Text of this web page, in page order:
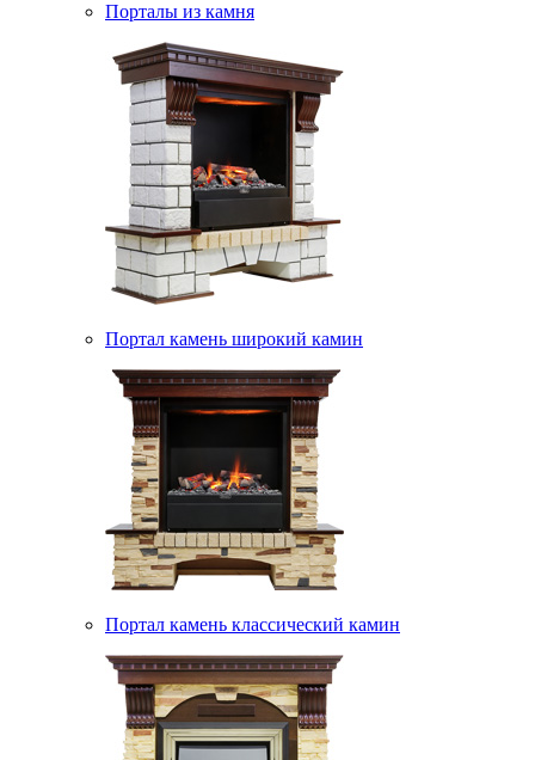
Порталы из камня
Портал камень широкий камин
Портал камень классический камин